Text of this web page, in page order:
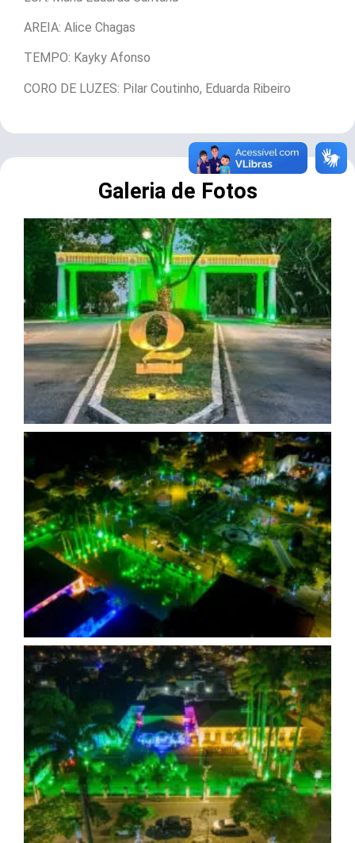
AREIA: Alice Chagas
TEMPO: Kayky Afonso
CORO DE LUZES: Pilar Coutinho, Eduarda Ribeiro
Galeria de Fotos